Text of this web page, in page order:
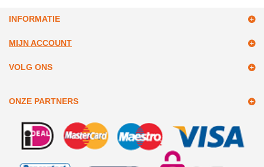
INFORMATIE
MIJN ACCOUNT
VOLG ONS
ONZE PARTNERS